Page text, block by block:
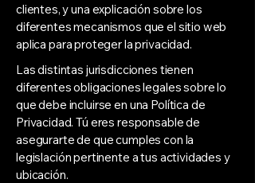
clientes, y una explicación sobre los
diferentes mecanismos que el sitio web
aplica para proteger la privacidad.
Las distintas jurisdicciones tienen
diferentes obligaciones legales sobre lo
que debe incluirse en una Política de
Privacidad. Tú eres responsable de
asegurarte de que cumples con la
legislación pertinente a tus actividades y
ubicación.